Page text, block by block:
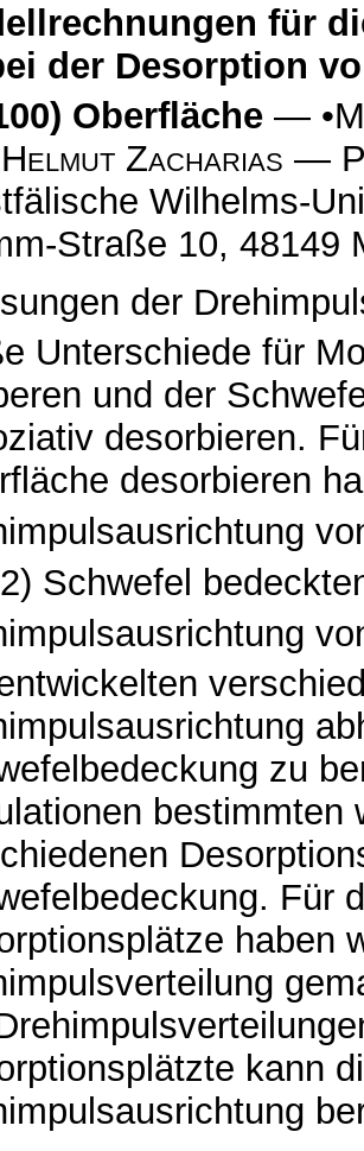
für
der Desorption
Oberfläche — •
Helmut Zacharias —
Wilhelms-
Straße 10, 48149
der
Unterschiede für
und der
desorbieren.
desorbieren
Schwefel
zu
bestimmten
Für
haben
kann